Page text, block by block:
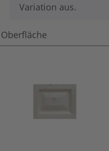
Variation aus.
Oberfläche